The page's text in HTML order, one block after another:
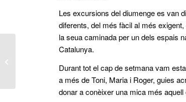
Les excursions del diumenge es van
diferents, del més fàcil al més
la seua caminada per un dels espais
Catalunya.
Durant tot el cap de setmana vam
a més de Toni, Maria i Roger, guies
donar a conèixer una mica més